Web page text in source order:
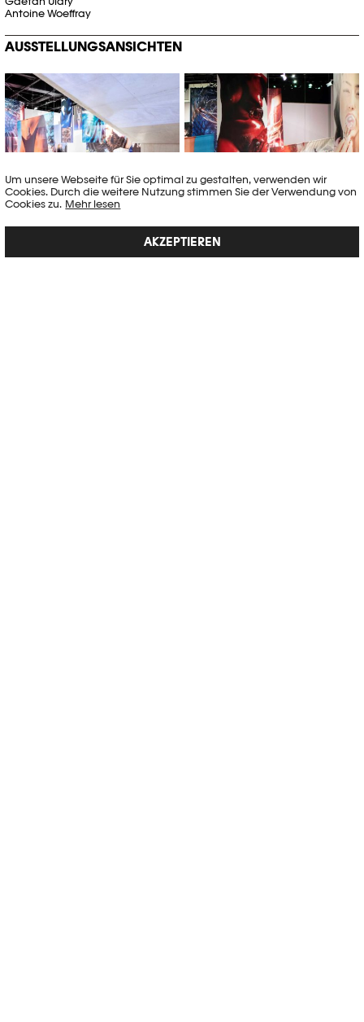
Um unsere Webseite für Sie optimal zu gestalten, verwenden wir
Cookies. Durch die weitere Nutzung stimmen Sie der Verwendung von
Cookies zu. Mehr lesen
AKZEPTIEREN
Antoine Woeffray
AUSSTELLUNGSANSICHTEN
© Khashayar Javanmardi / Photo
Elysée / Plateforme 10
© Khashayar Javanmardi / Photo
Elysée / Plateforme 10
© Valerie Geissbuhler / Lea
© Khashayar Javanmardi / Photo